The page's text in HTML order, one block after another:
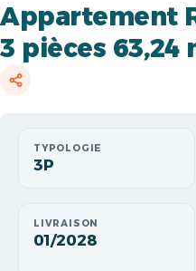
Appartement
3 pièces 63,24
TYPOLOGIE
3P
LIVRAISON
01/2028